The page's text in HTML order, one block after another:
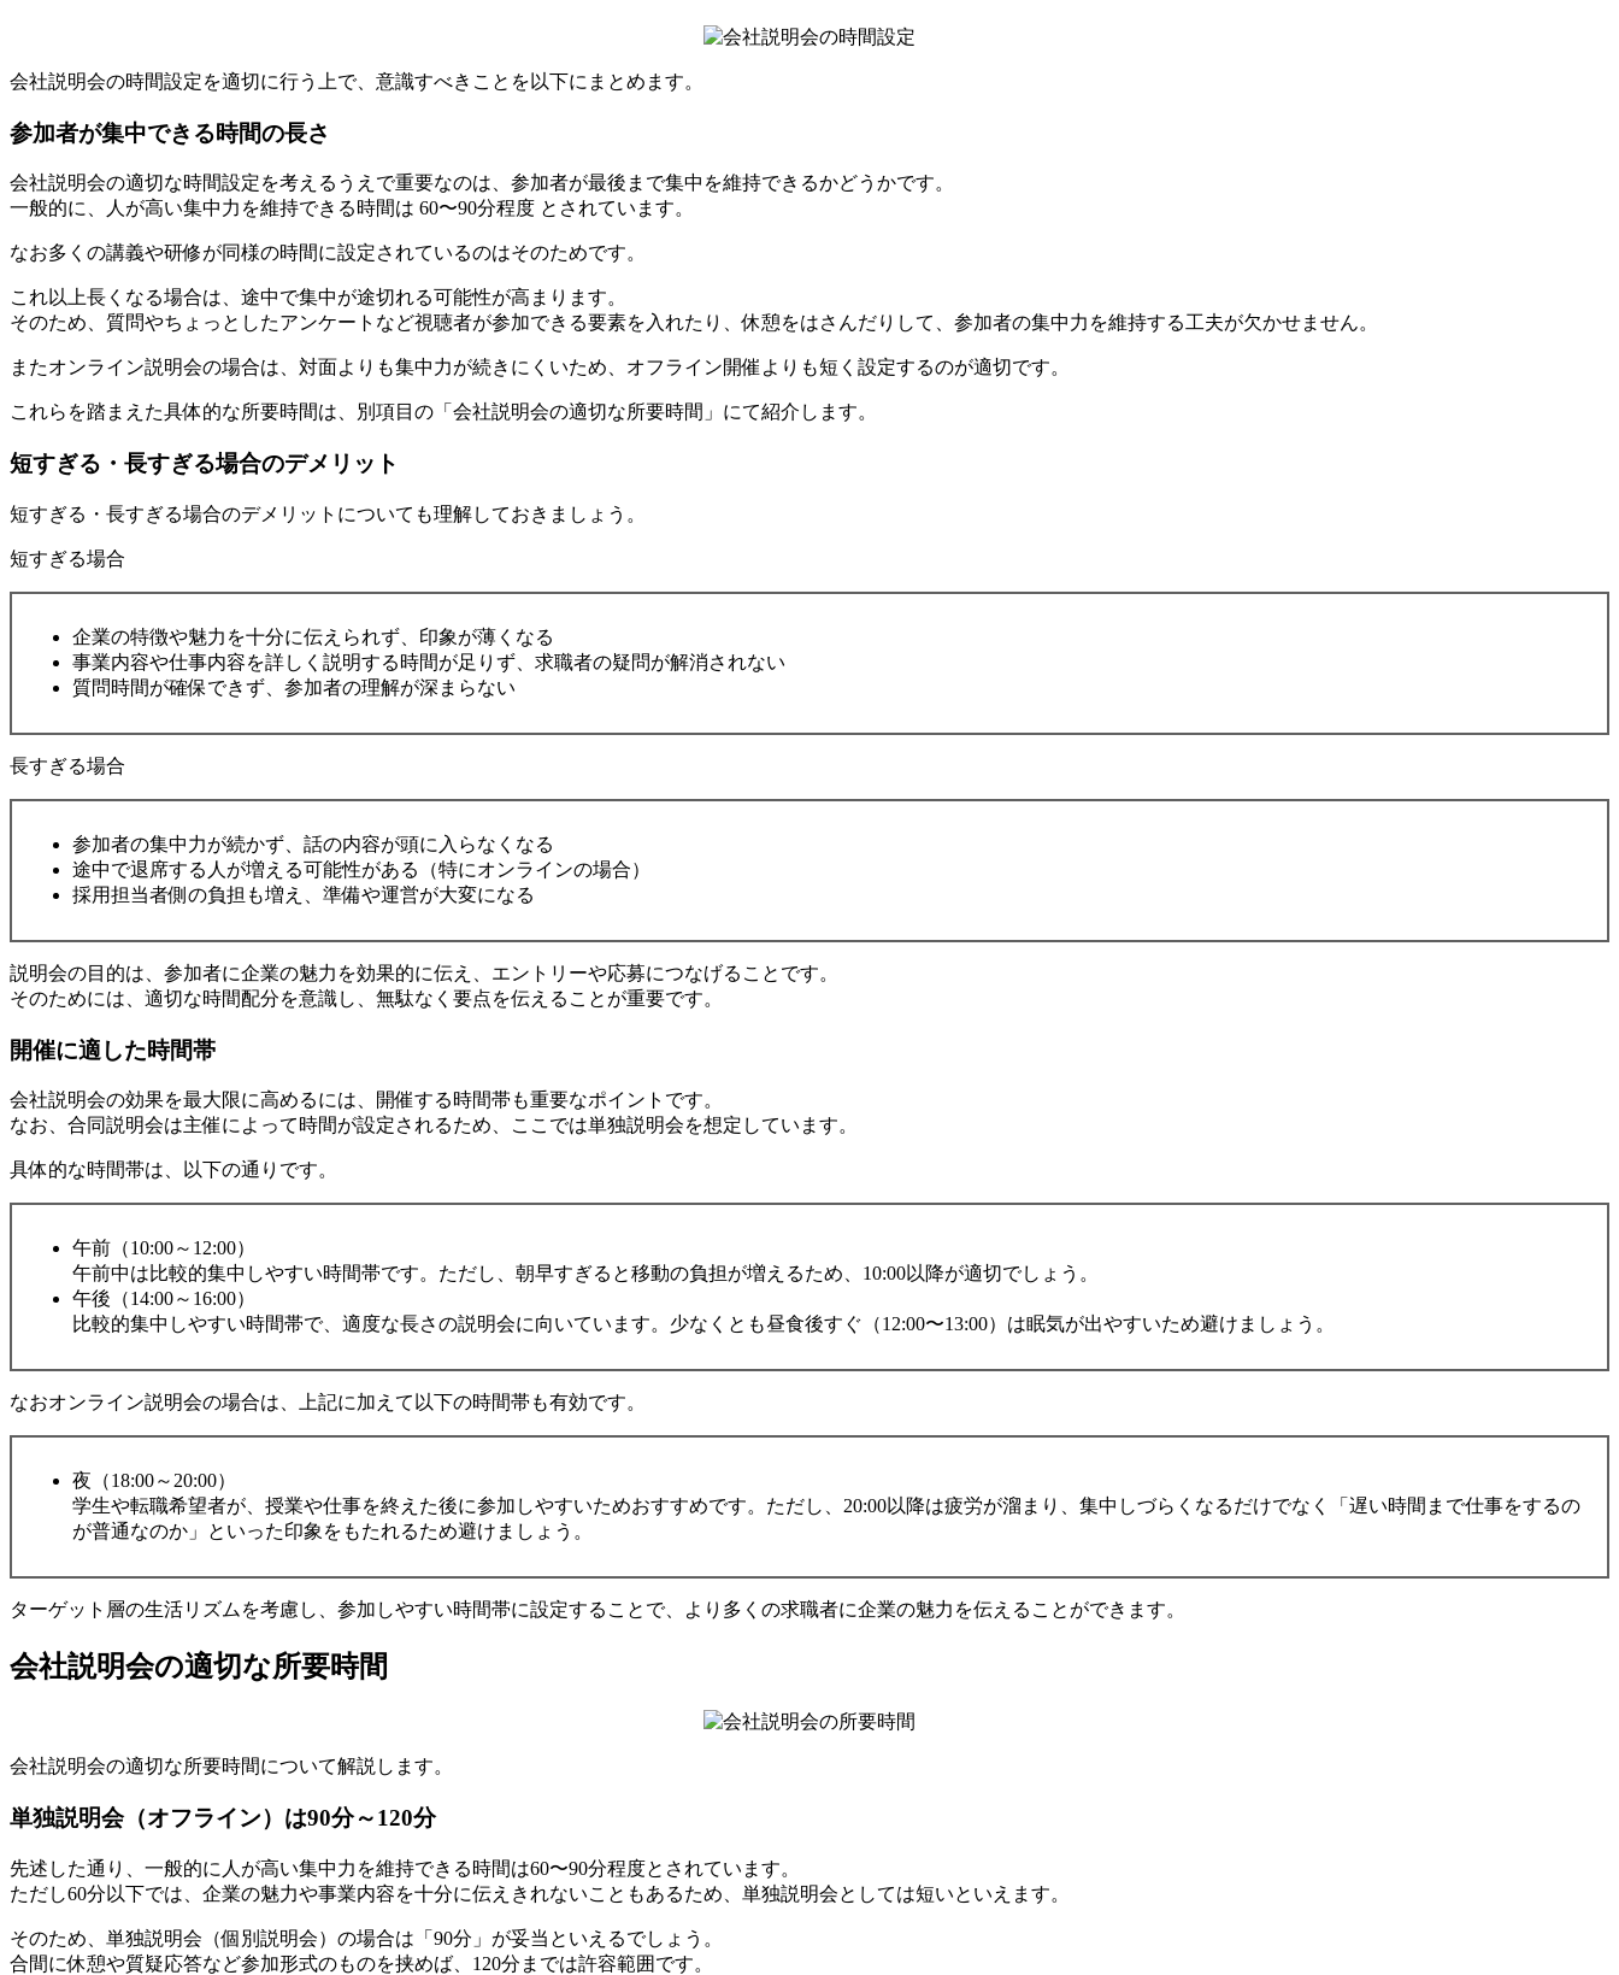
会社説明会の時間設定を適切に行う上で、意識すべきことを以下にまとめます。
参加者が集中できる時間の長さ
会社説明会の適切な時間設定を考えるうえで重要なのは、参加者が最後まで集中を維持できるかどうかです。
一般的に、人が高い集中力を維持できる時間は 60〜90分程度 とされています。
なお多くの講義や研修が同様の時間に設定されているのはそのためです。
これ以上長くなる場合は、途中で集中が途切れる可能性が高まります。
そのため、質問やちょっとしたアンケートなど視聴者が参加できる要素を入れたり、休憩をはさんだりして、参加者の集中力を維持する工夫が欠かせません。
またオンライン説明会の場合は、対面よりも集中力が続きにくいため、オフライン開催よりも短く設定するのが適切です。
これらを踏まえた具体的な所要時間は、別項目の「会社説明会の適切な所要時間」にて紹介します。
短すぎる・長すぎる場合のデメリット
短すぎる・長すぎる場合のデメリットについても理解しておきましょう。
短すぎる場合
企業の特徴や魅力を十分に伝えられず、印象が薄くなる
事業内容や仕事内容を詳しく説明する時間が足りず、求職者の疑問が解消されない
質問時間が確保できず、参加者の理解が深まらない
長すぎる場合
参加者の集中力が続かず、話の内容が頭に入らなくなる
途中で退席する人が増える可能性がある（特にオンラインの場合）
採用担当者側の負担も増え、準備や運営が大変になる
説明会の目的は、参加者に企業の魅力を効果的に伝え、エントリーや応募につなげることです。
そのためには、適切な時間配分を意識し、無駄なく要点を伝えることが重要です。
開催に適した時間帯
会社説明会の効果を最大限に高めるには、開催する時間帯も重要なポイントです。
なお、合同説明会は主催によって時間が設定されるため、ここでは単独説明会を想定しています。
具体的な時間帯は、以下の通りです。
午前（10:00～12:00）
午前中は比較的集中しやすい時間帯です。ただし、朝早すぎると移動の負担が増えるため、10:00以降が適切でしょう。
午後（14:00～16:00）
比較的集中しやすい時間帯で、適度な長さの説明会に向いています。少なくとも昼食後すぐ（12:00〜13:00）は眠気が出やすいため避けましょう。
なおオンライン説明会の場合は、上記に加えて以下の時間帯も有効です。
夜（18:00～20:00）
学生や転職希望者が、授業や仕事を終えた後に参加しやすいためおすすめです。ただし、20:00以降は疲労が溜まり、集中しづらくなるだけでなく「遅い時間まで仕事をするの
が普通なのか」といった印象をもたれるため避けましょう。
ターゲット層の生活リズムを考慮し、参加しやすい時間帯に設定することで、より多くの求職者に企業の魅力を伝えることができます。
会社説明会の適切な所要時間
会社説明会の適切な所要時間について解説します。
単独説明会（オフライン）は90分～120分
先述した通り、一般的に人が高い集中力を維持できる時間は60〜90分程度とされています。
ただし60分以下では、企業の魅力や事業内容を十分に伝えきれないこともあるため、単独説明会としては短いといえます。
そのため、単独説明会（個別説明会）の場合は「90分」が妥当といえるでしょう。
合間に休憩や質疑応答など参加形式のものを挟めば、120分までは許容範囲です。